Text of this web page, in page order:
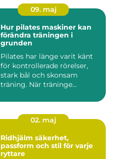
09. maj
Hur pilates maskiner kan
förändra träningen i
grunden
Pilates har länge varit känt
för kontrollerade rörelser,
stark bål och skonsam
träning. När träninge...
02. maj
Ridhjälm säkerhet,
passform och stil för varje
ryttare